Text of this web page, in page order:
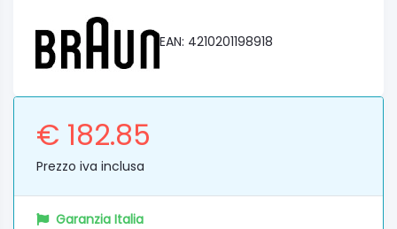
EAN: 4210201198918
€ 182.85
Prezzo iva inclusa
Garanzia Italia